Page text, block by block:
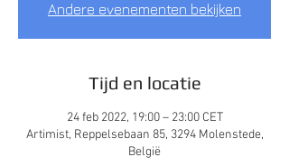
Andere evenementen bekijken
Tijd en locatie
24 feb 2022, 19:00 – 23:00 CET
Artimist, Reppelsebaan 85, 3294 Molenstede,
België